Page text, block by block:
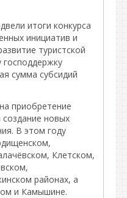
итоги конкурса
инициатив и
туристской
господдержку
сумма субсидий
приобретение
создание новых
В этом году
Клетском,
районах, а
и Камышине.